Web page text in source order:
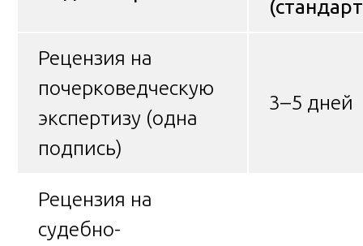
Рецензия на
почерковедческую
экспертизу (одна
подпись)
3–5 дней
Рецензия на
судебно-